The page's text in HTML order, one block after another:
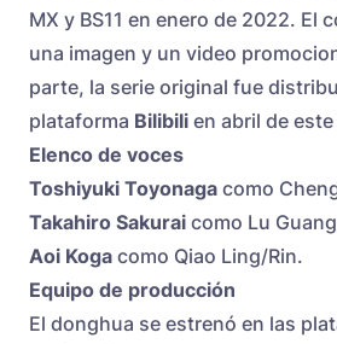
MX y BS11 en enero de 2022. El
una imagen y un video
parte, la serie original fue
plataforma Bilibili en abril de
Elenco de voces
Toshiyuki Toyonaga como
Takahiro Sakurai como Lu
Aoi Koga como Qiao Ling/Rin.
Equipo de producción
El donghua se estrenó en las